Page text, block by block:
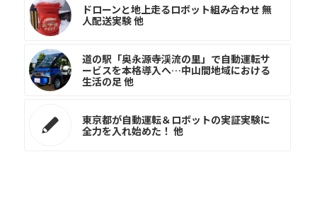
ドローンと地上走るロボット組み合わせ 無
人配送実験 他
道の駅「奥永源寺渓流の里」で自動運転サ
ービスを本格導入へ…中山間地域における
生活の足 他
東京都が自動運転＆ロボットの実証実験に
全力を入れ始めた！ 他